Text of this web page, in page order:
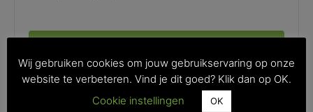
Date And Time
Wij gebruiken cookies om jouw gebruikservaring op onze
website te verbeteren. Vind je dit goed? Klik dan op OK.
Cookie instellingen
OK